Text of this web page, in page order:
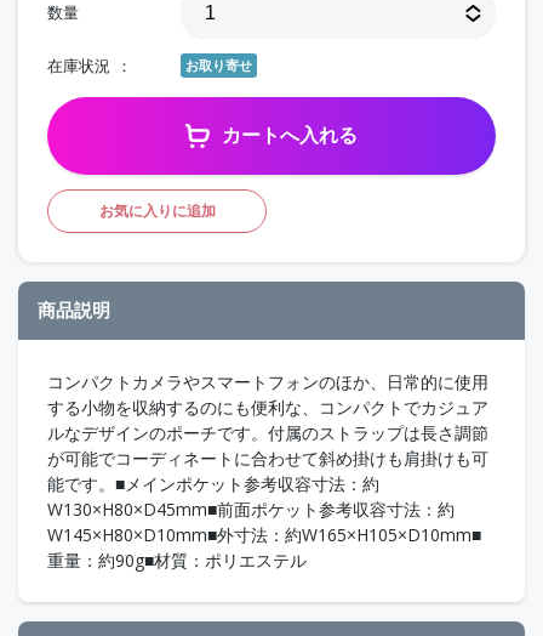
数量
在庫状況 お取り寄せ
カートへ入れる
お気に入りに追加
商品説明
コンパクトカメラやスマートフォンのほか、日常的に使用
する小物を収納するのにも便利な、コンパクトでカジュア
ルなデザインのポーチです。付属のストラップは長さ調節
が可能でコーディネートに合わせて斜め掛けも肩掛けも可
能です。■メインポケット参考収容寸法：約
W130×H80×D45mm■前面ポケット参考収容寸法：約
W145×H80×D10mm■外寸法：約W165×H105×D10mm■
重量：約90g■材質：ポリエステル